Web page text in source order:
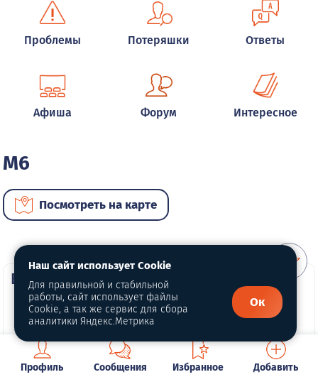
Проблемы Потеряшки Ответы
Афиша Форум Интересное
M6
Посмотреть на карте
ВИП автомобили
Профиль Сообщения Избранное Добавить
Наш сайт использует Cookie
Для правильной и стабильной
работы, сайт использует файлы
Cookie, а так же сервис для сбора
аналитики Яндекс.Метрика
Ок